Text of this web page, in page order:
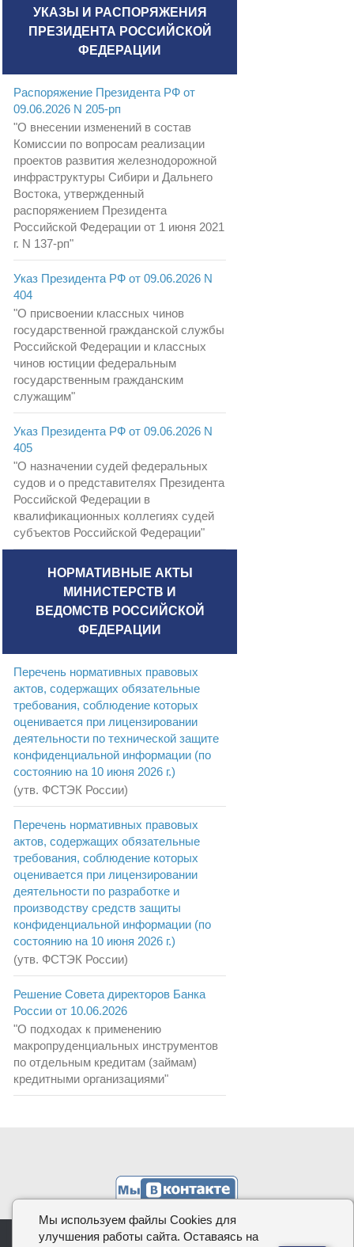
УКАЗЫ И РАСПОРЯЖЕНИЯ
ПРЕЗИДЕНТА РОССИЙСКОЙ
ФЕДЕРАЦИИ
Распоряжение Президента РФ от
09.06.2026 N 205-рп
"О внесении изменений в состав
Комиссии по вопросам реализации
проектов развития железнодорожной
инфраструктуры Сибири и Дальнего
Востока, утвержденный
распоряжением Президента
Российской Федерации от 1 июня 2021
г. N 137-рп"
Указ Президента РФ от 09.06.2026 N
404
"О присвоении классных чинов
государственной гражданской службы
Российской Федерации и классных
чинов юстиции федеральным
государственным гражданским
служащим"
Указ Президента РФ от 09.06.2026 N
405
"О назначении судей федеральных
судов и о представителях Президента
Российской Федерации в
квалификационных коллегиях судей
субъектов Российской Федерации"
НОРМАТИВНЫЕ АКТЫ
МИНИСТЕРСТВ И
ВЕДОМСТВ РОССИЙСКОЙ
ФЕДЕРАЦИИ
Перечень нормативных правовых
актов, содержащих обязательные
требования, соблюдение которых
оценивается при лицензировании
деятельности по технической защите
конфиденциальной информации (по
состоянию на 10 июня 2026 г.)
(утв. ФСТЭК России)
Перечень нормативных правовых
актов, содержащих обязательные
требования, соблюдение которых
оценивается при лицензировании
деятельности по разработке и
производству средств защиты
конфиденциальной информации (по
состоянию на 10 июня 2026 г.)
(утв. ФСТЭК России)
Решение Совета директоров Банка
России от 10.06.2026
"О подходах к применению
макропруденциальных инструментов
по отдельным кредитам (займам)
кредитными организациями"
КОДИФИКАЦИЯ.РФ, 2026
Мы используем файлы Cookies для
улучшения работы сайта. Оставаясь на